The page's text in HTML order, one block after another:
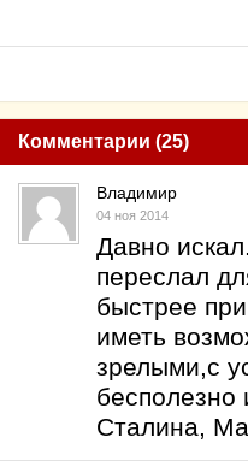
Комментарии (25)
Владимир
04 ноя 2014
Давно
переслал
быстрее
иметь
зрелыми,с
бесполезно
Сталина,